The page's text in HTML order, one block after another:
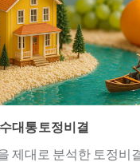
대통 토정비결
제대로 분석한 토정비